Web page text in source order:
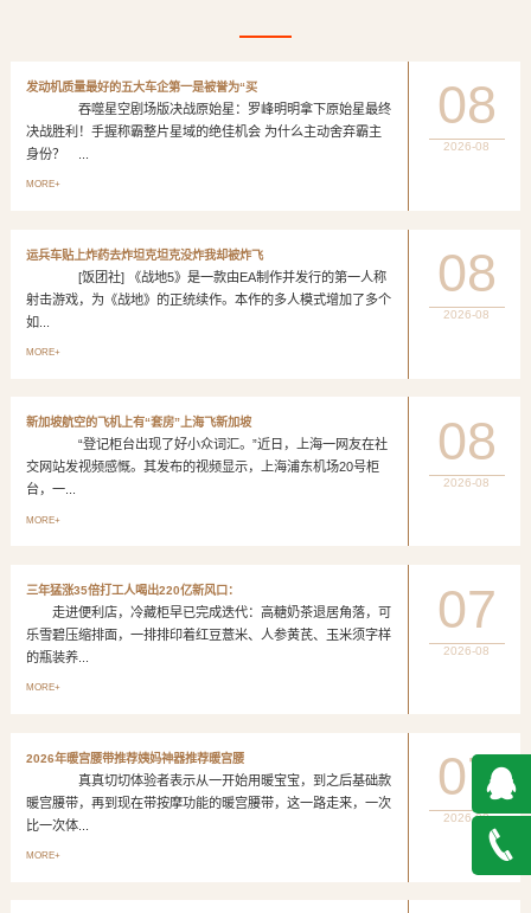
发动机质量最好的五大车企第一是被誉为“买
吞噬星空剧场版决战原始星：罗峰明明拿下原始星最终
决战胜利！手握称霸整片星域的绝佳机会 为什么主动舍弃霸主
身份？ ...
MORE+
08
2026-08
运兵车贴上炸药去炸坦克坦克没炸我却被炸飞
[饭团社] 《战地5》是一款由EA制作并发行的第一人称
射击游戏，为《战地》的正统续作。本作的多人模式增加了多个
如...
MORE+
08
2026-08
新加坡航空的飞机上有“套房”上海飞新加坡
“登记柜台出现了好小众词汇。”近日，上海一网友在社
交网站发视频感慨。其发布的视频显示，上海浦东机场20号柜
台，一...
MORE+
08
2026-08
三年猛涨35倍打工人喝出220亿新风口：
走进便利店，冷藏柜早已完成迭代：高糖奶茶退居角落，可
乐雪碧压缩排面，一排排印着红豆薏米、人参黄芪、玉米须字样
的瓶装养...
MORE+
07
2026-08
2026年暖宫腰带推荐姨妈神器推荐暖宫腰
真真切切体验者表示从一开始用暖宝宝，到之后基础款
暖宫腰带，再到现在带按摩功能的暖宫腰带，这一路走来，一次
比一次体...
MORE+
07
2026-08
QQ在